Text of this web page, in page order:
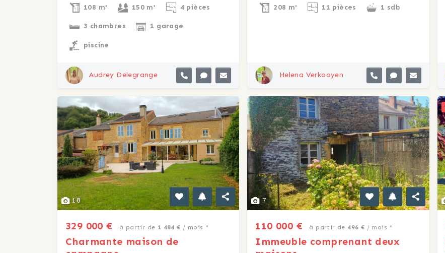
108 m² 150 m² 4 pièces
3 chambres 1 garage
piscine
Audrey Delegrange
208 m² 11 pièces 1 sdb
Helena Verkooyen
18
329 000 € à partir de 1 484 € / mois *
Charmante maison de
7
110 000 € à partir de 496 € / mois *
Immeuble comprenant deux